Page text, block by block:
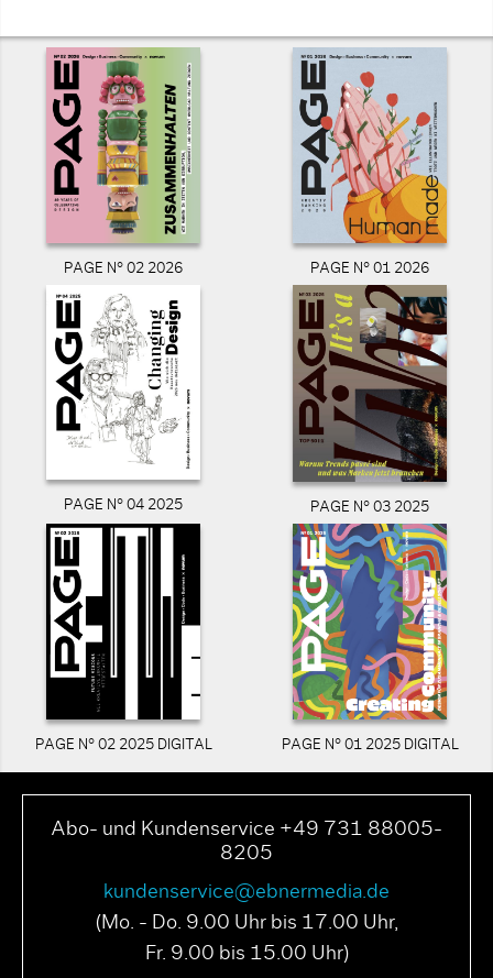
PAGE N° 02 2026 PAGE N° 01 2026
PAGE N° 04 2025 PAGE N° 03 2025
PAGE N° 02 2025 DIGITAL PAGE N° 01 2025 DIGITAL
Abo- und Kundenservice +49 731 88005-
8205
kundenservice@ebnermedia.de
(Mo. - Do. 9.00 Uhr bis 17.00 Uhr,
Fr. 9.00 bis 15.00 Uhr)